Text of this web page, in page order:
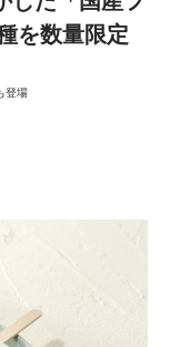
を数量限定
登場